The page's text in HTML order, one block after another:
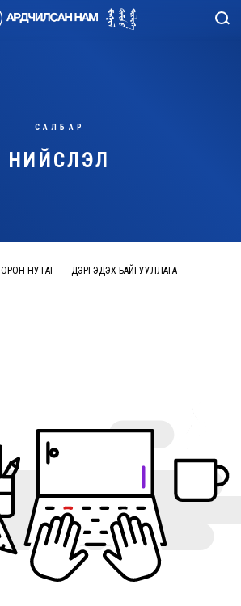
САЛБАР
НИЙСЛЭЛ
ОРОН НУТАГ ДЭРГЭДЭХ БАЙГУУЛЛАГА